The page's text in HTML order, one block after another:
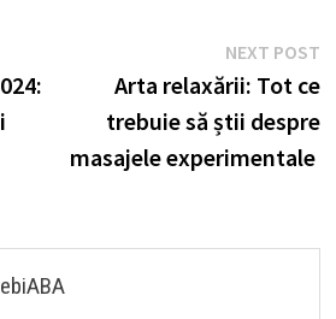
NEXT POST
Arta relaxării: Tot ce
trebuie să știi despre
masajele experimentale